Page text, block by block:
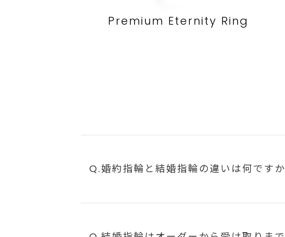
Premium Eternity Ring
Q.婚約指輪と結婚指輪の違いは何ですか